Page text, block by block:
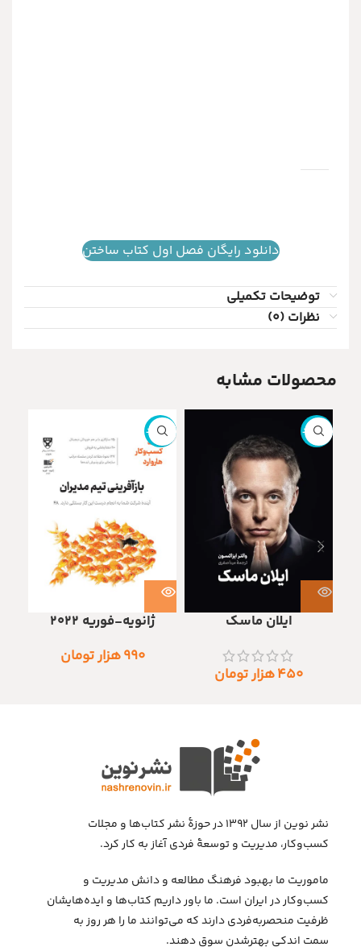
دانلود رایگان فصل اول کتاب ساختن
توضیحات تکمیلی
نظرات (0)
محصولات مشابه
ناموجود
ایلان ماسک
۴۵۰هزار تومان
ناموجود
ژانویه-فوریه 2022
۹۹۰هزار تومان
نشر نوین از سال ۱۳۹۲ در حوزهٔ نشر کتاب‌ها و مجلات
کسب‌وکار، مدیریت و توسعهٔ فردی آغاز به کار کرد.
ماموریت ما بهبود فرهنگ مطالعه و دانش مدیریت و
کسب‌وکار در ایران است. ما باور داریم کتاب‌ها و ایده‌هایشان
ظرفیت منحصربه‌فردی دارند که می‌توانند ما را هر روز به
سمت اندکی بهتر‌شدن سوق دهند.